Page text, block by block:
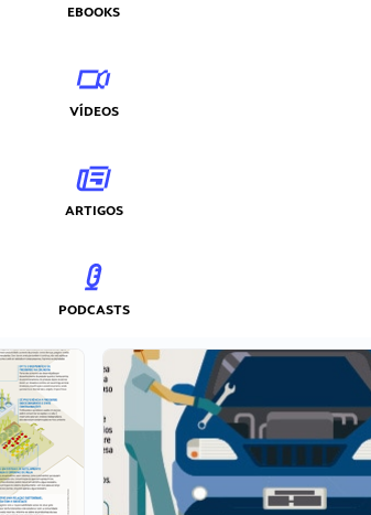
EBOOKS
VÍDEOS
ARTIGOS
PODCASTS